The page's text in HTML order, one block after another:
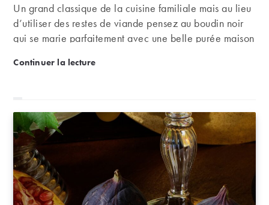
Un grand classique de la cuisine familiale mais au lieu
d’utiliser des restes de viande pensez au boudin noir
qui se marie parfaitement avec une belle purée maison
goûteux. Un accord idéal avec tous les beaujolais !
Continuer la lectureRecette de la semaine : Parmentier au boudin noir